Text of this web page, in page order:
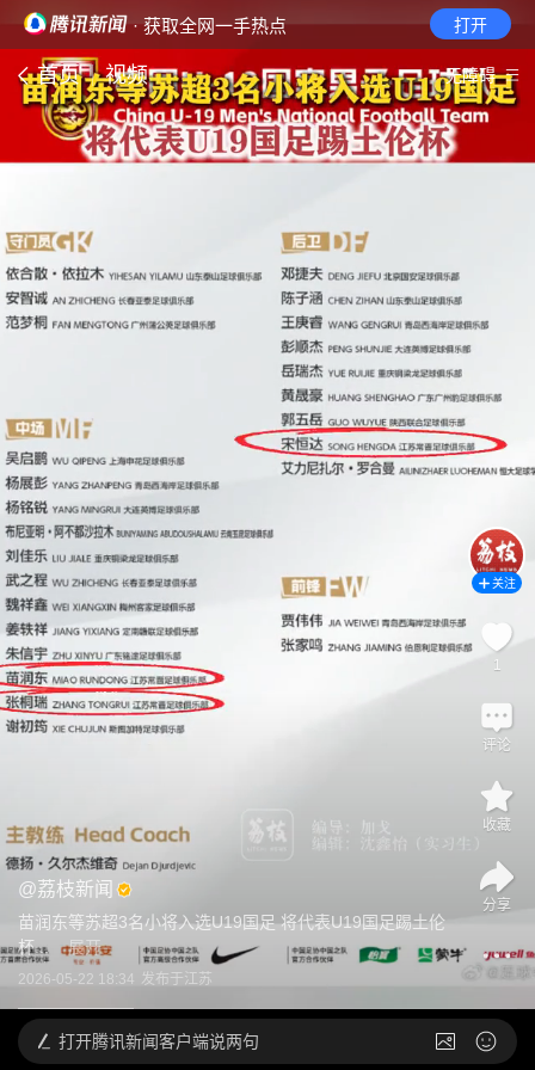
· 获取全网一手热点 打开
首页 视频 无障碍
@荔枝新闻
苗润东等苏超3名小将入选U19国足 将代表U19国足踢土伦
杯...
展开
2026-05-22 18:34 发布于江苏
关注
1
评论
收藏
分享
打开腾讯新闻客户端说两句